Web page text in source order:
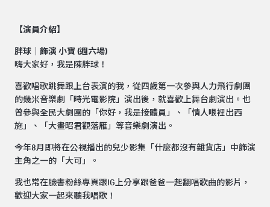
【演員介紹】
胖球｜飾演 小寶 (週六場)
嗨大家好，我是陳胖球！
喜歡唱歌跳舞跟上台表演的我，從四歲第一次參與人力飛行劇團
的幾米音樂劇「時光電影院」演出後，就喜歡上舞台劇演出。也
曾參與全民大劇團的「你好，我是接體員」、「情人哏裡出西
施」、「大畫昭君觀落雁」等音樂劇演出。
今年8月即將在公視播出的兒少影集「什麼都沒有雜貨店」中飾演
主角之一的「大可」。
我也常在臉書粉絲專頁跟IG上分享跟爸爸一起翻唱歌曲的影片，
歡迎大家一起來聽我唱歌！